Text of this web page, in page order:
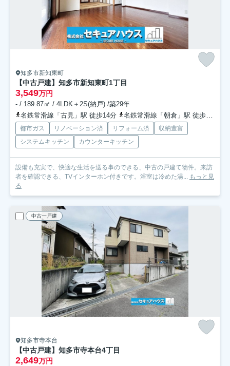
知多市新知東町
【中古戸建】知多市新知東町1丁目
3,549万円
- / 189.87㎡ / 4LDK＋2S(納戸) /築29年
名鉄常滑線「古見」駅 徒歩14分
名鉄常滑線「朝倉」駅 徒歩20分
都市ガス リノベーション済 リフォーム済
収納豊富
システムキッチン
カウンターキッチン
設備も充実で、快適な生活を送る事のできる、中古の戸建て物件。来訪
者を確認できる、TVインターホン付きです。浴室は冷めた湯... もっと見
る
中古一戸建
知多市寺本台
【中古戸建】知多市寺本台4丁目
2,649万円